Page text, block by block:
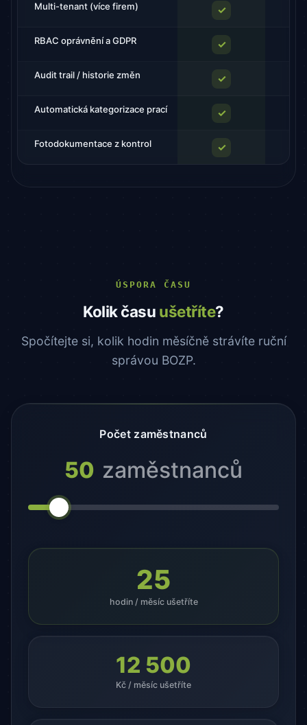
Multi-tenant (více firem) ✓
RBAC oprávnění a GDPR ✓
Audit trail / historie změn ✓
Automatická kategorizace prací ✓
Fotodokumentace z kontrol ✓
ÚSPORA ČASU
Kolik času ušetříte?
Spočítejte si, kolik hodin měsíčně strávíte ruční
správou BOZP.
Počet zaměstnanců
50 zaměstnanců
25
hodin / měsíc ušetříte
12 500
Kč / měsíc ušetříte